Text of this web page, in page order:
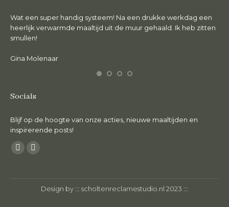
Wat een super handig systeem! Na een drukke werkdag een
heerlijk verwarmde maaltijd uit de muur gehaald. Ik heb zitten
smullen!
Gina Molenaar
Socials
Blijf op de hoogte van onze acties, nieuwe maaltijden en
inspirerende posts!
Vind ons op:
FacebookInstagram
Design by ::: scholtenreclamestudio.nl 2023 :::